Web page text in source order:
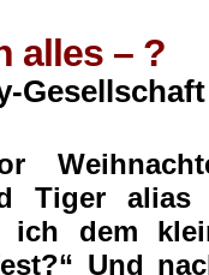
alles – ?
Tiger alias
ich dem
Und